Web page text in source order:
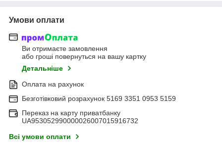
Умови оплати
Ви отримаєте замовлення
або гроші повернуться на вашу картку
Детальніше
Оплата на рахунок
Безготівковий розрахунок 5169 3351 0953 5159
Переказ на карту приватбанку
UA953052990000026007015916732
Всі умови оплати